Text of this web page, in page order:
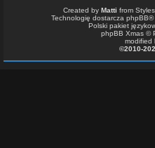
Created by Matti from
Technologię dostarcza phpBB®
Polski pakiet
phpBB Xmas ©
modified
©2010-